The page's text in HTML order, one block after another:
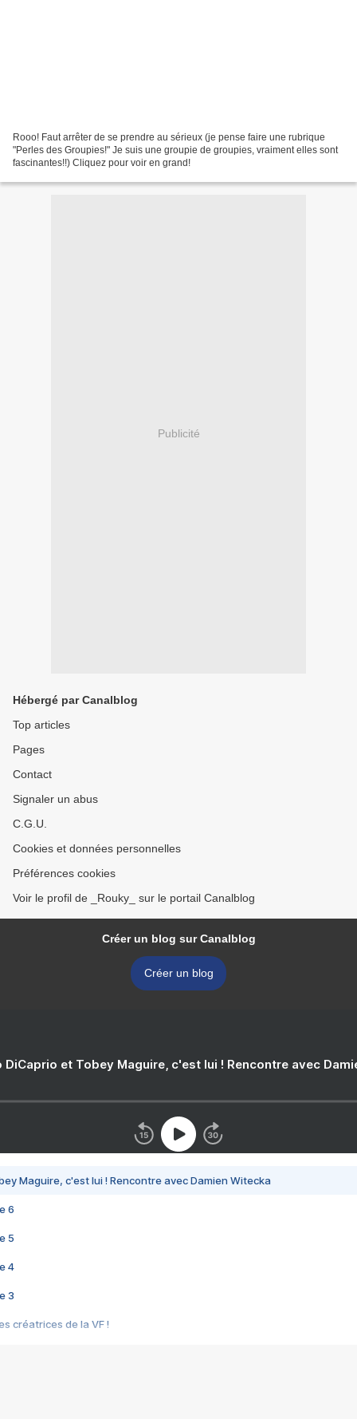
Rooo! Faut arrêter de se prendre au sérieux (je pense faire une rubrique
"Perles des Groupies!" Je suis une groupie de groupies, vraiment elles sont
fascinantes!!) Cliquez pour voir en grand!
Publicité
Hébergé par Canalblog
Top articles
Pages
Contact
Signaler un abus
C.G.U.
Cookies et données personnelles
Préférences cookies
Voir le profil de _Rouky_ sur le portail Canalblog
Créer un blog sur Canalblog
Créer un blog
DiCaprio et Tobey Maguire, c'est lui ! Rencontre avec
Maguire, c'est lui ! Rencontre avec Damien Witecka
6
5
4
3
créatrices de la VF !